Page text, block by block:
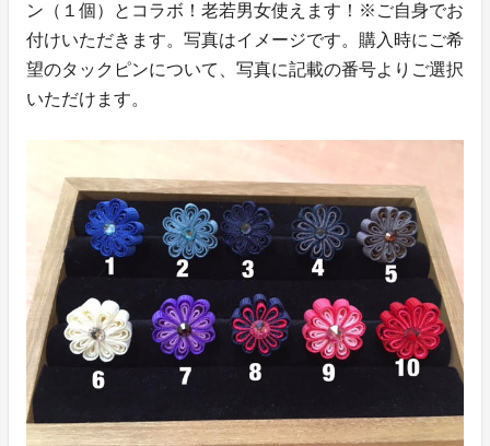
ン（１個）とコラボ！老若男女使えます！※ご自身でお
付けいただきます。写真はイメージです。購入時にご希
望のタックピンについて、写真に記載の番号よりご選択
いただけます。